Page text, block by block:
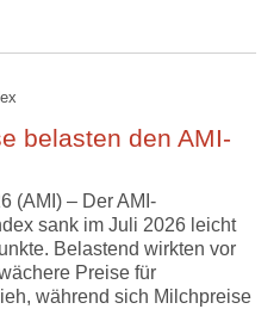
belasten den AMI-
(AMI) – Der AMI-
sank im Juli 2026 leicht
Belastend wirkten vor
Preise für
während sich Milchpreise